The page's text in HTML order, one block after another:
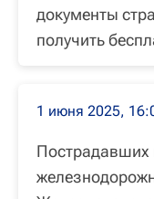
документы
получить
1 июня 2025,
Пострадавших